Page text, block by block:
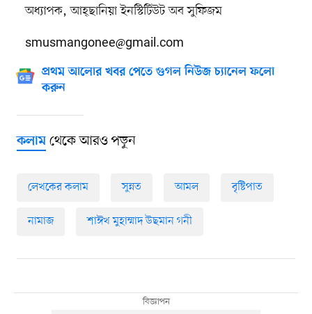
অধ্যাপক, আহ্ছানিয়া ইনস্টিটিউট অব সুফিজম
smusmangonee@gmail.com
প্রথম আলোর খবর পেতে গুগল নিউজ চ্যানেল ফলো
করুন
কলামথেকে আরও পড়ুন
লেখকের কলাম সুন্নত আমল বৃষ্টিপাত
নামাজ শাঈখ মুহাম্মাদ উছমান গনী